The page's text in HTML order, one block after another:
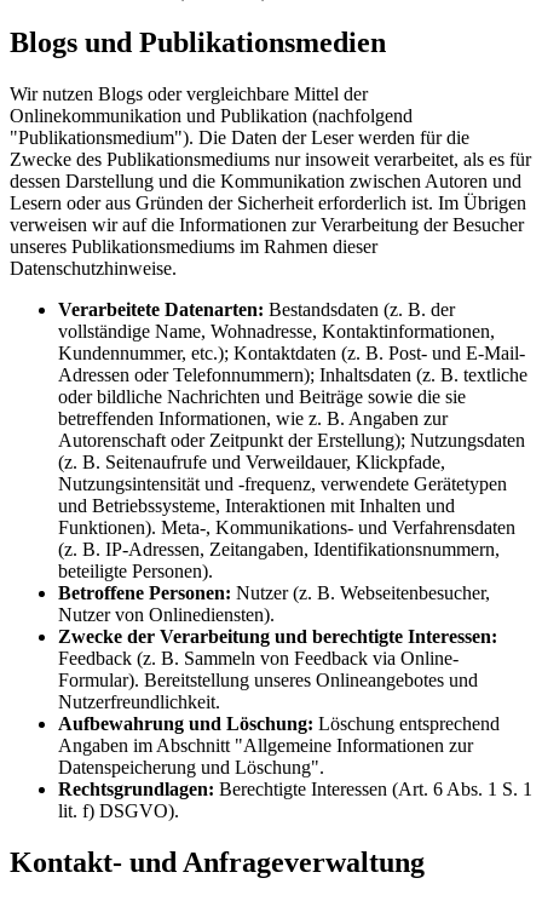
Blogs und Publikationsmedien
Wir nutzen Blogs oder vergleichbare Mittel der
Onlinekommunikation und Publikation (nachfolgend
"Publikationsmedium"). Die Daten der Leser werden für die
Zwecke des Publikationsmediums nur insoweit verarbeitet, als es für
dessen Darstellung und die Kommunikation zwischen Autoren und
Lesern oder aus Gründen der Sicherheit erforderlich ist. Im Übrigen
verweisen wir auf die Informationen zur Verarbeitung der Besucher
unseres Publikationsmediums im Rahmen dieser
Datenschutzhinweise.
Verarbeitete Datenarten: Bestandsdaten (z. B. der
vollständige Name, Wohnadresse, Kontaktinformationen,
Kundennummer, etc.); Kontaktdaten (z. B. Post- und E-Mail-
Adressen oder Telefonnummern); Inhaltsdaten (z. B. textliche
oder bildliche Nachrichten und Beiträge sowie die sie
betreffenden Informationen, wie z. B. Angaben zur
Autorenschaft oder Zeitpunkt der Erstellung); Nutzungsdaten
(z. B. Seitenaufrufe und Verweildauer, Klickpfade,
Nutzungsintensität und -frequenz, verwendete Gerätetypen
und Betriebssysteme, Interaktionen mit Inhalten und
Funktionen). Meta-, Kommunikations- und Verfahrensdaten
(z. B. IP-Adressen, Zeitangaben, Identifikationsnummern,
beteiligte Personen).
Betroffene Personen: Nutzer (z. B. Webseitenbesucher,
Nutzer von Onlinediensten).
Zwecke der Verarbeitung und berechtigte Interessen:
Feedback (z. B. Sammeln von Feedback via Online-
Formular). Bereitstellung unseres Onlineangebotes und
Nutzerfreundlichkeit.
Aufbewahrung und Löschung: Löschung entsprechend
Angaben im Abschnitt "Allgemeine Informationen zur
Datenspeicherung und Löschung".
Rechtsgrundlagen: Berechtigte Interessen (Art. 6 Abs. 1 S. 1
lit. f) DSGVO).
Kontakt- und Anfrageverwaltung